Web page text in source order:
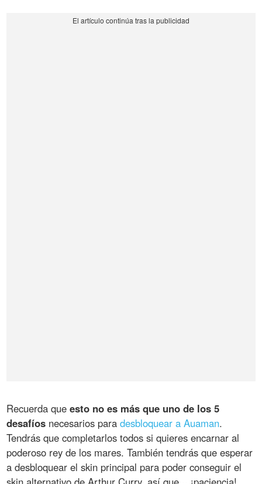
Recuerda queesto no es más que uno de los 5
desafíos necesarios paradesbloquear a Auaman.
Tendrás que completarlos todos si quieres encarnar al
poderoso rey de los mares. También tendrás que esperar
a desbloquear el skin principal para poder conseguir el